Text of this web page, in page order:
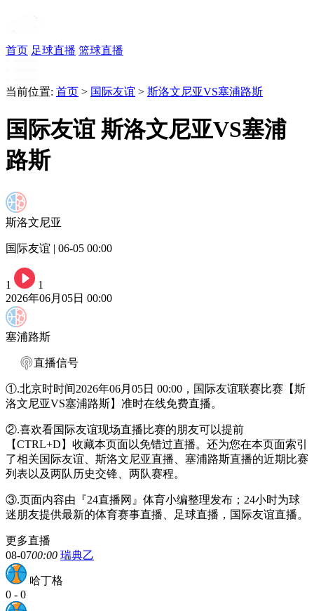
首页 足球直播 篮球直播
当前位置: 首页 > 国际友谊 > 斯洛文尼亚VS塞浦路斯
国际友谊 斯洛文尼亚VS塞浦
路斯
斯洛文尼亚
国际友谊 | 06-05 00:00
1
1
2026年06月05日 00:00
塞浦路斯
直播信号
①.北京时时间2026年06月05日 00:00，国际友谊联赛比赛【斯
洛文尼亚VS塞浦路斯】准时在线免费直播。
②.喜欢看国际友谊现场直播比赛的朋友可以提前
【CTRL+D】收藏本页面以免错过直播。还为您在本页面索引
了相关国际友谊、斯洛文尼亚直播、塞浦路斯直播的近期比赛
列表以及两队历史交锋、两队赛程。
③.页面内容由『24直播网』体育小编整理发布；24小时为球
迷朋友提供最新的体育赛事直播、足球直播，国际友谊直播。
更多直播
08-0700:00 瑞典乙
哈丁格
0 - 0